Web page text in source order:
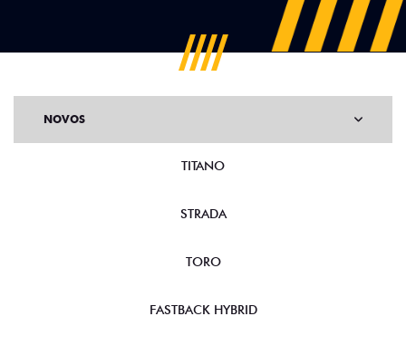
NOVOS
TITANO
STRADA
TORO
FASTBACK HYBRID